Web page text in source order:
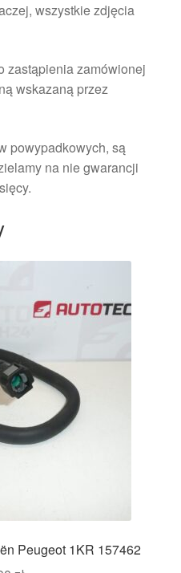
wszystkie zdjęcia
zastąpienia zamówionej
wskazaną przez
powypadkowych, są
na nie gwarancji
Peugeot 1KR 157462